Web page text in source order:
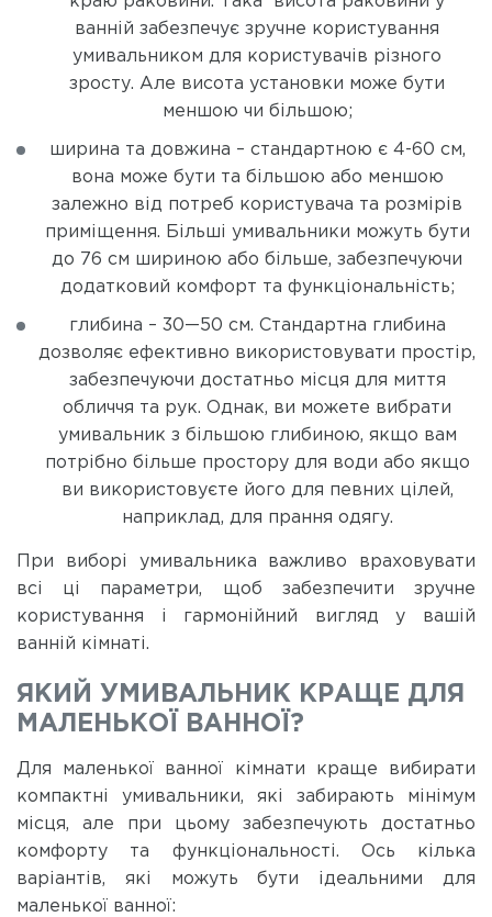
ванній забезпечує зручне користування
умивальником для користувачів різного
зросту. Але висота установки може бути
меншою чи більшою;
ширина та довжина – стандартною є 4-60 см,
вона може бути та більшою або меншою
залежно від потреб користувача та розмірів
приміщення. Більші умивальники можуть бути
до 76 см шириною або більше, забезпечуючи
додатковий комфорт та функціональність;
глибина – 30—50 см. Стандартна глибина
дозволяє ефективно використовувати простір,
забезпечуючи достатньо місця для миття
обличчя та рук. Однак, ви можете вибрати
умивальник з більшою глибиною, якщо вам
потрібно більше простору для води або якщо
ви використовуєте його для певних цілей,
наприклад, для прання одягу.
При виборі умивальника важливо враховувати
всі ці параметри, щоб забезпечити зручне
користування і гармонійний вигляд у вашій
ванній кімнаті.
ЯКИЙ УМИВАЛЬНИК КРАЩЕ ДЛЯ
МАЛЕНЬКОЇ ВАННОЇ?
Для маленької ванної кімнати краще вибирати
компактні умивальники, які забирають мінімум
місця, але при цьому забезпечують достатньо
комфорту та функціональності. Ось кілька
варіантів, які можуть бути ідеальними для
маленької ванної: